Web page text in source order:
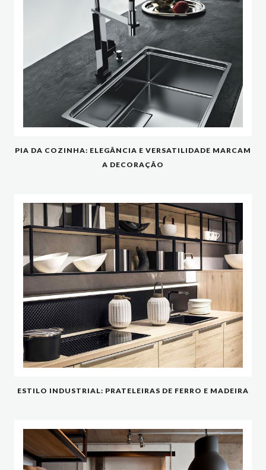
PIA DA COZINHA: ELEGÂNCIA E VERSATILIDADE MARCAM
A DECORAÇÃO
ESTILO INDUSTRIAL: PRATELEIRAS DE FERRO E MADEIRA